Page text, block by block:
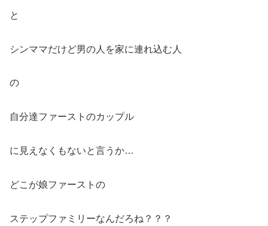
と
シンママだけど男の人を家に連れ込む人
の
自分達ファーストのカップル
に見えなくもないと言うか…
どこが娘ファーストの
ステップファミリーなんだろね？？？